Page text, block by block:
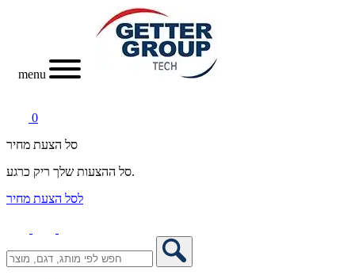
menu
0
סל הצעת מחיר
סל ההצעות שלך ריק כרגע.
לסל הצעת מחיר